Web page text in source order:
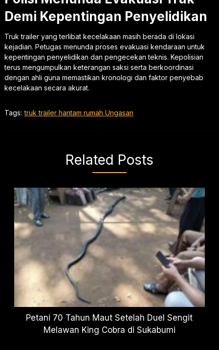
Demi Kepentingan Penyelidikan
Truk trailer yang terlibat kecelakaan masih berada di lokasi
kejadian. Petugas menunda proses evakuasi kendaraan untuk
kepentingan penyelidikan dan pengecekan teknis. Kepolisian
terus mengumpulkan keterangan saksi serta berkoordinasi
dengan ahli guna memastikan kronologi dan faktor penyebab
kecelakaan secara akurat.
Tags: truk trailer hantam rumah Ungasan
Related Posts
Petani 70 Tahun Maut Setelah Duel Sengit
Melawan King Cobra di Sukabumi